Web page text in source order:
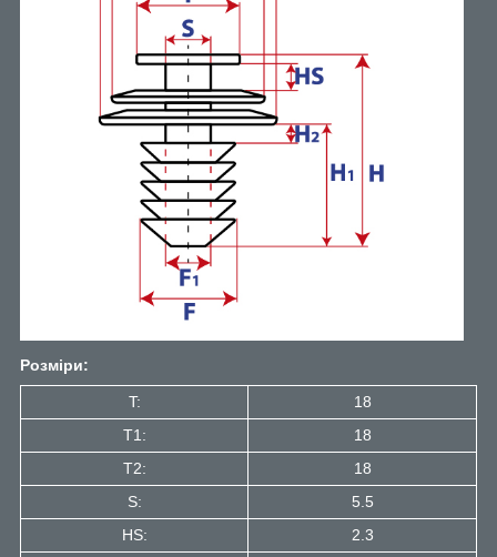
Розміри:
T:
18
T1:
18
Т2:
18
S:
5.5
HS:
2.3